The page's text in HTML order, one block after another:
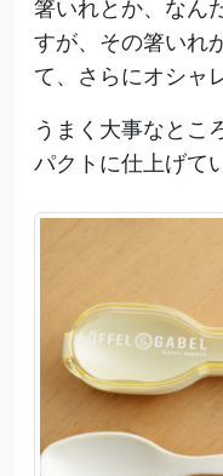
箸いれとか、なん
すが、その箸いれ
て、さらにオシャ
うまく大事なとこ
パクトに仕上げて